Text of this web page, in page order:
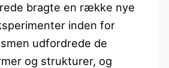
bragte en række nye
inden for
udfordrede de
og strukturer, og